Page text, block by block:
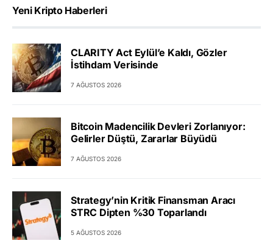
Yeni Kripto Haberleri
CLARITY Act Eylül’e Kaldı, Gözler
İstihdam Verisinde
7 AĞUSTOS 2026
Bitcoin Madencilik Devleri Zorlanıyor:
Gelirler Düştü, Zararlar Büyüdü
7 AĞUSTOS 2026
Strategy’nin Kritik Finansman Aracı
STRC Dipten %30 Toparlandı
5 AĞUSTOS 2026